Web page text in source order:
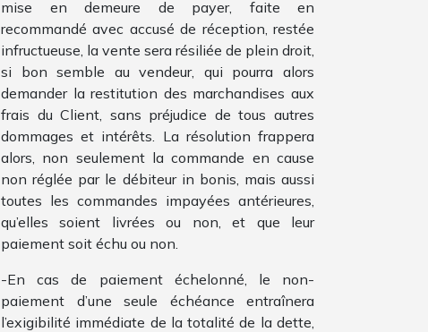
mise en demeure de payer, faite en
recommandé avec accusé de réception, restée
infructueuse, la vente sera résiliée de plein droit,
si bon semble au vendeur, qui pourra alors
demander la restitution des marchandises aux
frais du Client, sans préjudice de tous autres
dommages et intérêts. La résolution frappera
alors, non seulement la commande en cause
non réglée par le débiteur in bonis, mais aussi
toutes les commandes impayées antérieures,
qu’elles soient livrées ou non, et que leur
paiement soit échu ou non.
-En cas de paiement échelonné, le non-
paiement d’une seule échéance entraînera
l’exigibilité immédiate de la totalité de la dette,